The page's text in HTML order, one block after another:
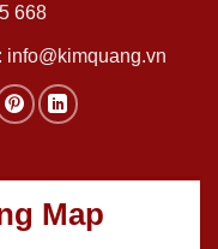
668
info@kimquang.vn
Map